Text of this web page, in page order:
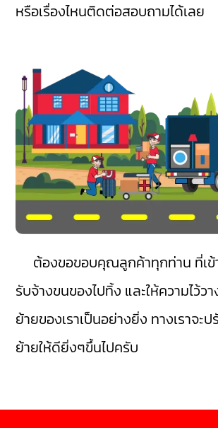
หรือเรื่องไหนติดต่อสอบถามได้เลย
ต้องขอขอบคุณลูกค้าทุกท่าน ที่เข้
รับจ้างขนของไปทิ้ง และให้ความไว้ว
ย้ายของเราเป็นอย่างยิ่ง ทางเราจะ
ย้ายให้ดียิ่งๆขึ้นไปครับ